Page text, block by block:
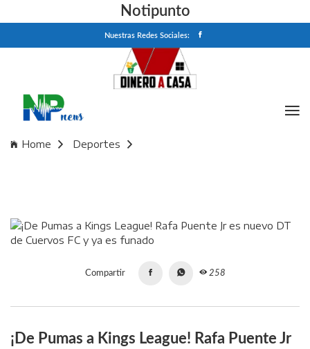
Notipunto
Nuestras Redes Sociales:
Home
Deportes
Compartir 258
¡De Pumas a Kings League! Rafa Puente Jr